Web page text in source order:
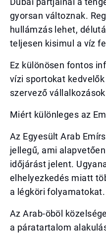
gyorsan változnak.
hullámzás lehet,
teljesen kisimul a víz
Ez különösen fontos
vízi sportokat
szervező
Miért különleges az
Az Egyesült Arab
jellegű, ami
időjárást jelent.
elhelyezkedés miatt
a légköri folyamatokat.
Az Arab-öböl
a páratartalom